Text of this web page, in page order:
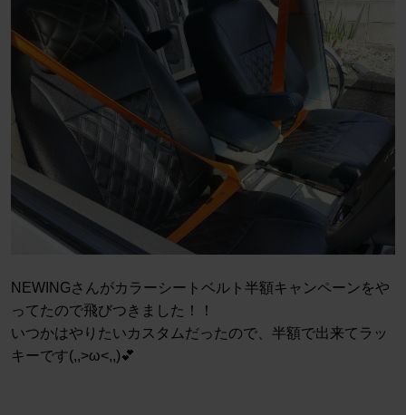
NEWINGさんがカラーシートベルト半額キャンペーンをや
ってたので飛びつきました！！
いつかはやりたいカスタムだったので、半額で出来てラッ
キーです(,,>ω<,,)💕